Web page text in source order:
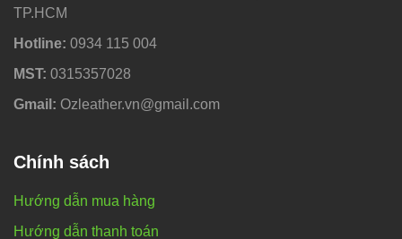
TP.HCM
Hotline: 0934 115 004
MST: 0315357028
Gmail: Ozleather.vn@gmail.com
Chính sách
Hướng dẫn mua hàng
Hướng dẫn thanh toán